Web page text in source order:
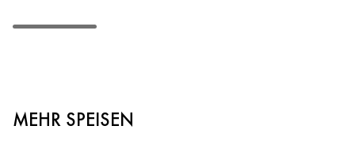
MEHR SPEISEN